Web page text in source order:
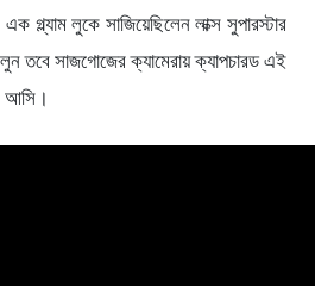
গ্ল্যাম লুকে সাজিয়েছিলেন লাক্স সুপারস্টার
তবে সাজগোজের ক্যামেরায় ক্যাপচারড এই
আসি।